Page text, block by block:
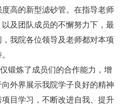
高的新型滤砂管。在指导老师
及团队成员的不懈努力下，最
我院各位领导及老师都对本项
锻炼了成员们的合作能力，增
外界展示我院学子良好的精神
目学习，不断改进自我、提升